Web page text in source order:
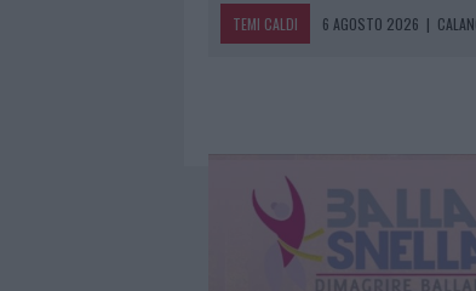
TEMI CALDI 6 AGOSTO 2026 |
6 AGOSTO 2026
INCENDI, A SAN
6 AGOSTO 2026
ANDREA MURA